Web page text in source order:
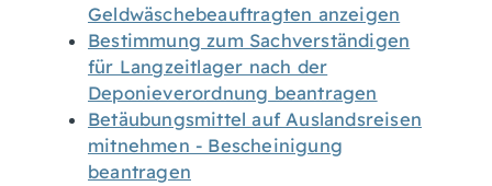
Geldwäschebeauftragten anzeigen
Bestimmung zum Sachverständigen
für Langzeitlager nach der
Deponieverordnung beantragen
Betäubungsmittel auf Auslandsreisen
mitnehmen - Bescheinigung
beantragen